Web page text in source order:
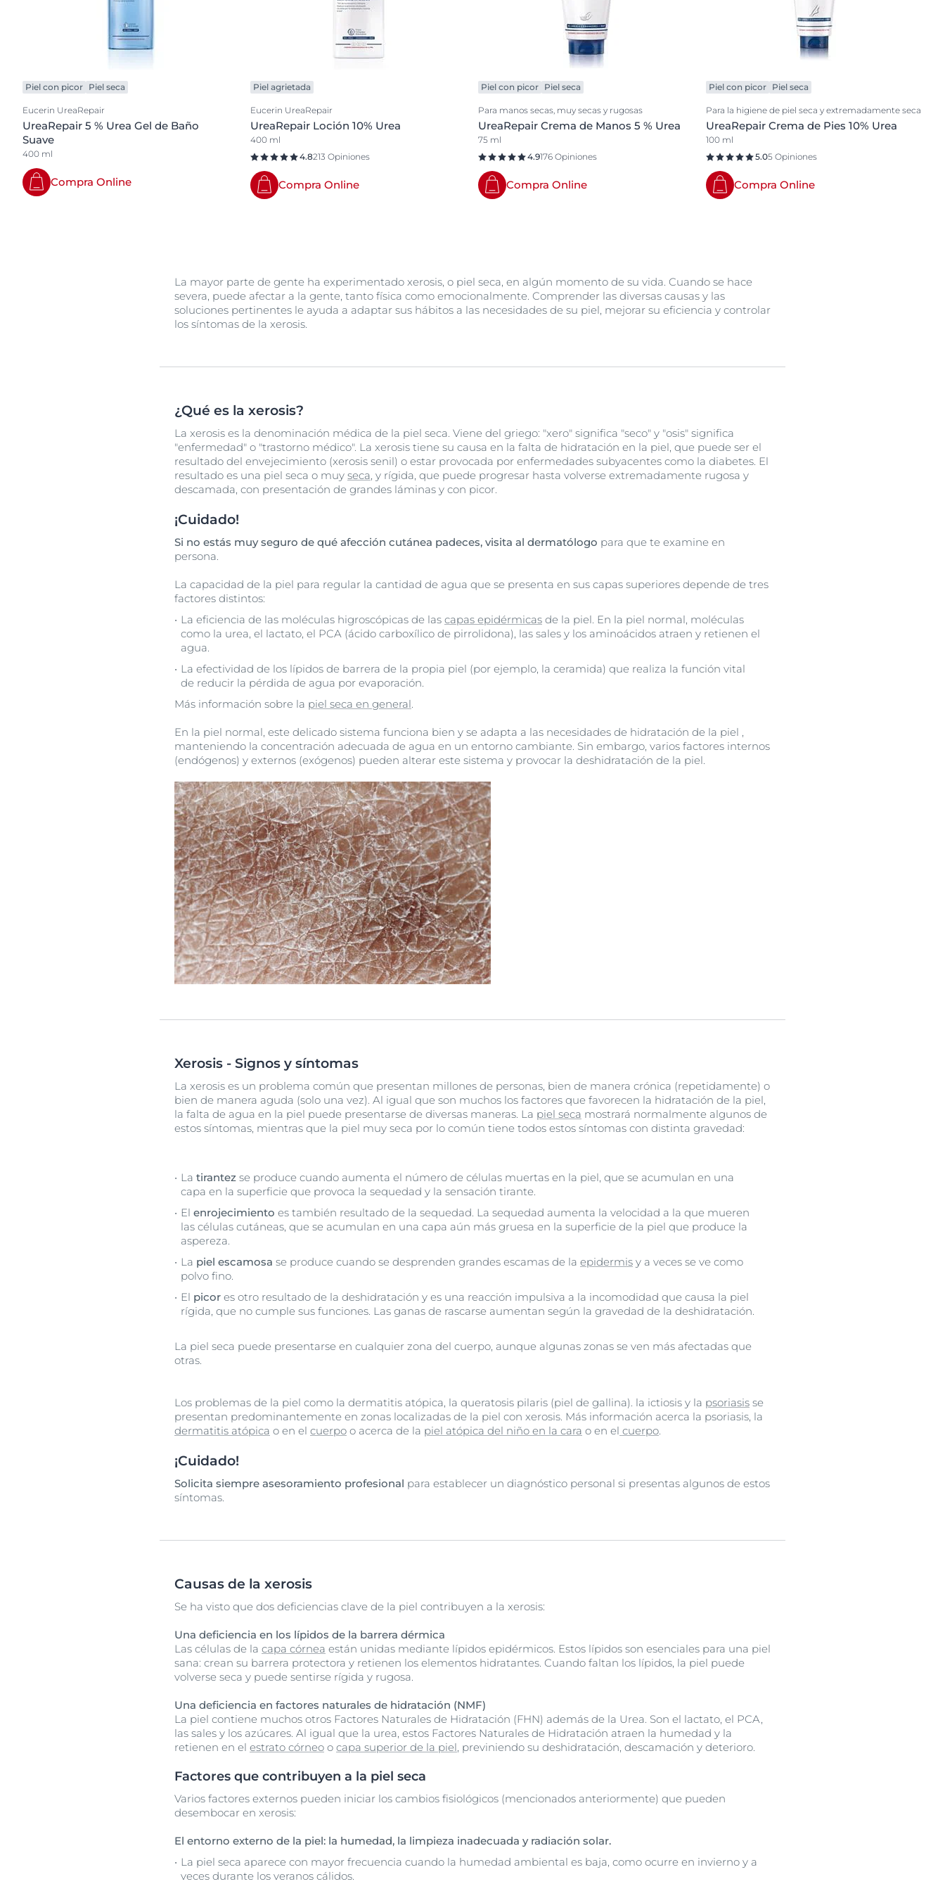
Piel con picor Piel seca
Eucerin UreaRepair
UreaRepair 5 % Urea Gel de Baño
Suave
400 ml
Compra Online
Piel agrietada
Eucerin UreaRepair
UreaRepair Loción 10% Urea
400 ml
4.8213 Opiniones
Compra Online
Piel con picor Piel seca
Para manos secas, muy secas y rugosas
UreaRepair Crema de Manos 5 % Urea
75 ml
4.9176 Opiniones
Compra Online
Piel con picor Piel seca
Para la higiene de piel seca y extremadamente seca
UreaRepair Crema de Pies 10% Urea
100 ml
5.05 Opiniones
Compra Online
La mayor parte de gente ha experimentado xerosis, o piel seca, en algún momento de su vida. Cuando se hace
severa, puede afectar a la gente, tanto física como emocionalmente. Comprender las diversas causas y las
soluciones pertinentes le ayuda a adaptar sus hábitos a las necesidades de su piel, mejorar su eficiencia y controlar
los síntomas de la xerosis.
¿Qué es la xerosis?
La xerosis es la denominación médica de la piel seca. Viene del griego: "xero" significa "seco" y "osis" significa
"enfermedad" o "trastorno médico". La xerosis tiene su causa en la falta de hidratación en la piel, que puede ser el
resultado del envejecimiento (xerosis senil) o estar provocada por enfermedades subyacentes como la diabetes. El
resultado es una piel seca o muy seca, y rígida, que puede progresar hasta volverse extremadamente rugosa y
descamada, con presentación de grandes láminas y con picor.
¡Cuidado!
Si no estás muy seguro de qué afección cutánea padeces, visita al dermatólogo para que te examine en
persona.
La capacidad de la piel para regular la cantidad de agua que se presenta en sus capas superiores depende de tres
factores distintos:
La eficiencia de las moléculas higroscópicas de las capas epidérmicas de la piel. En la piel normal, moléculas
como la urea, el lactato, el PCA (ácido carboxílico de pirrolidona), las sales y los aminoácidos atraen y retienen el
agua.
La efectividad de los lípidos de barrera de la propia piel (por ejemplo, la ceramida) que realiza la función vital
de reducir la pérdida de agua por evaporación.
Más información sobre la piel seca en general.
En la piel normal, este delicado sistema funciona bien y se adapta a las necesidades de hidratación de la piel ,
manteniendo la concentración adecuada de agua en un entorno cambiante. Sin embargo, varios factores internos
(endógenos) y externos (exógenos) pueden alterar este sistema y provocar la deshidratación de la piel.
Xerosis - Signos y síntomas
La xerosis es un problema común que presentan millones de personas, bien de manera crónica (repetidamente) o
bien de manera aguda (solo una vez). Al igual que son muchos los factores que favorecen la hidratación de la piel,
la falta de agua en la piel puede presentarse de diversas maneras. La piel seca mostrará normalmente algunos de
estos síntomas, mientras que la piel muy seca por lo común tiene todos estos síntomas con distinta gravedad:
La tirantez se produce cuando aumenta el número de células muertas en la piel, que se acumulan en una
capa en la superficie que provoca la sequedad y la sensación tirante.
El enrojecimiento es también resultado de la sequedad. La sequedad aumenta la velocidad a la que mueren
las células cutáneas, que se acumulan en una capa aún más gruesa en la superficie de la piel que produce la
aspereza.
La piel escamosa se produce cuando se desprenden grandes escamas de la epidermis y a veces se ve como
polvo fino.
El picor es otro resultado de la deshidratación y es una reacción impulsiva a la incomodidad que causa la piel
rígida, que no cumple sus funciones. Las ganas de rascarse aumentan según la gravedad de la deshidratación.
La piel seca puede presentarse en cualquier zona del cuerpo, aunque algunas zonas se ven más afectadas que
otras.
Los problemas de la piel como la dermatitis atópica, la queratosis pilaris (piel de gallina). la ictiosis y la psoriasis se
presentan predominantemente en zonas localizadas de la piel con xerosis. Más información acerca la psoriasis, la
dermatitis atópica o en el cuerpo o acerca de la piel atópica del niño en la cara o en el cuerpo.
¡Cuidado!
Solicita siempre asesoramiento profesional para establecer un diagnóstico personal si presentas algunos de estos
síntomas.
Causas de la xerosis
Se ha visto que dos deficiencias clave de la piel contribuyen a la xerosis:
Una deficiencia en los lípidos de la barrera dérmica
Las células de la capa córnea están unidas mediante lípidos epidérmicos. Estos lípidos son esenciales para una piel
sana: crean su barrera protectora y retienen los elementos hidratantes. Cuando faltan los lípidos, la piel puede
volverse seca y puede sentirse rígida y rugosa.
Una deficiencia en factores naturales de hidratación (NMF)
La piel contiene muchos otros Factores Naturales de Hidratación (FHN) además de la Urea. Son el lactato, el PCA,
las sales y los azúcares. Al igual que la urea, estos Factores Naturales de Hidratación atraen la humedad y la
retienen en el estrato córneo o capa superior de la piel, previniendo su deshidratación, descamación y deterioro.
Factores que contribuyen a la piel seca
Varios factores externos pueden iniciar los cambios fisiológicos (mencionados anteriormente) que pueden
desembocar en xerosis:
El entorno externo de la piel: la humedad, la limpieza inadecuada y radiación solar.
La piel seca aparece con mayor frecuencia cuando la humedad ambiental es baja, como ocurre en invierno y a
veces durante los veranos cálidos.